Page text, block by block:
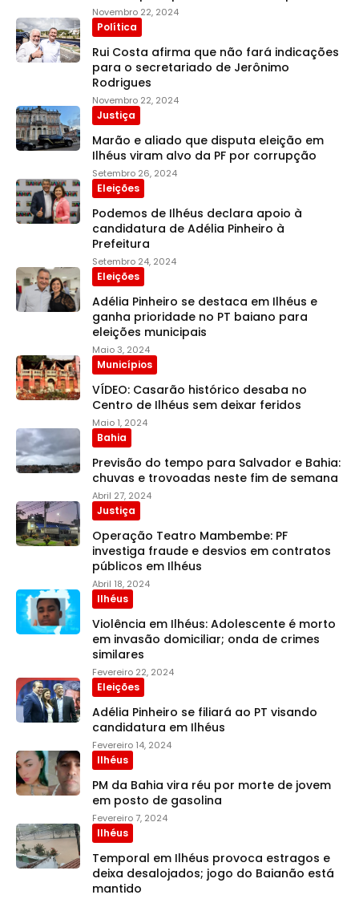
Novembro 22, 2024
Política
Rui Costa afirma que não fará indicações
para o secretariado de Jerônimo
Rodrigues
Novembro 22, 2024
Justiça
Marão e aliado que disputa eleição em
Ilhéus viram alvo da PF por corrupção
Setembro 26, 2024
Eleições
Podemos de Ilhéus declara apoio à
candidatura de Adélia Pinheiro à
Prefeitura
Setembro 24, 2024
Eleições
Adélia Pinheiro se destaca em Ilhéus e
ganha prioridade no PT baiano para
eleições municipais
Maio 3, 2024
Municípios
VÍDEO: Casarão histórico desaba no
Centro de Ilhéus sem deixar feridos
Maio 1, 2024
Bahia
Previsão do tempo para Salvador e Bahia:
chuvas e trovoadas neste fim de semana
Abril 27, 2024
Justiça
Operação Teatro Mambembe: PF
investiga fraude e desvios em contratos
públicos em Ilhéus
Abril 18, 2024
Ilhéus
Violência em Ilhéus: Adolescente é morto
em invasão domiciliar; onda de crimes
similares
Fevereiro 22, 2024
Eleições
Adélia Pinheiro se filiará ao PT visando
candidatura em Ilhéus
Fevereiro 14, 2024
Ilhéus
PM da Bahia vira réu por morte de jovem
em posto de gasolina
Fevereiro 7, 2024
Ilhéus
Temporal em Ilhéus provoca estragos e
deixa desalojados; jogo do Baianão está
mantido